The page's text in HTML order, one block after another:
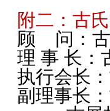
附二：古
顾 问：
理 事 长：
执行会长：
副理事长：